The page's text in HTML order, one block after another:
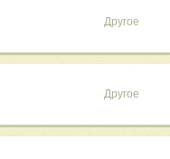
Другое
Другое